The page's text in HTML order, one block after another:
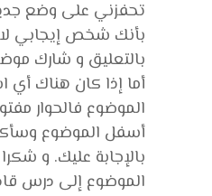
تحفزني على وضع
بأنك شخص إيجابي
بالتعليق و شارك
أما إذا كان هناك أي
الموضوع فالحوار
أسفل الموضوع
بالإجابة عليك. و
الموضوع إلى درس